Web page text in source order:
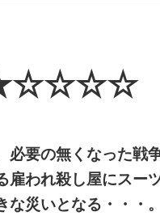
必要の無くなった戦
雇われ殺し屋にスー
災いとなる・・・。